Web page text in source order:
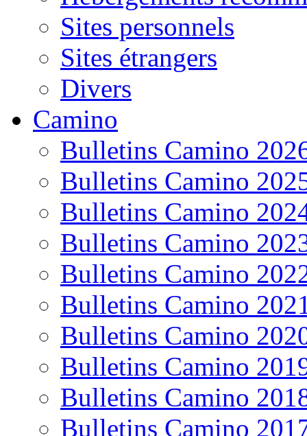
Sites personnels
Sites étrangers
Divers
Camino
Bulletins Camino
Bulletins Camino
Bulletins Camino
Bulletins Camino
Bulletins Camino
Bulletins Camino
Bulletins Camino
Bulletins Camino
Bulletins Camino
Bulletins Camino